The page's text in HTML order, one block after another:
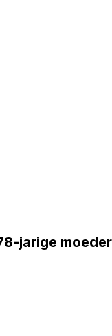
jarige